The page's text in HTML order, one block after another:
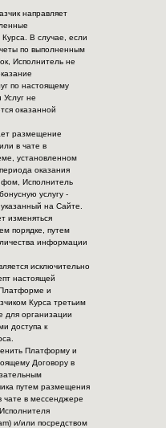
направляет
В случае, если
по выполненным
Исполнитель не
по настоящему
Услуг не
оказанной
размещение
в чате в
установленном
оказания
Исполнитель
услугу -
на Сайте.
изменяться
порядке, путем
информации
исключительно
настоящей
и
Курса третьим
для организации
доступа к
Платформу и
Договору в
путем размещения
в мессенджере
и/или посредством